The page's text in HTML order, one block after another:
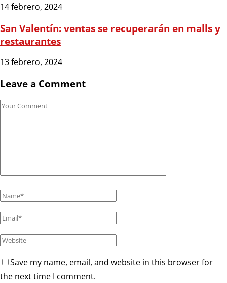
14 febrero, 2024
San Valentín: ventas se recuperarán en malls y
restaurantes
13 febrero, 2024
Leave a Comment
Save my name, email, and website in this browser for
the next time I comment.